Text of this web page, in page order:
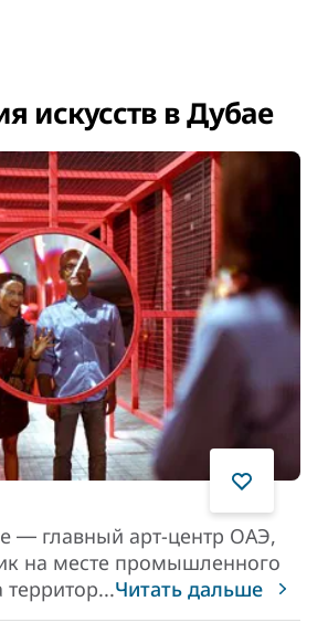
искусств в Дубае
― главный арт-центр ОАЭ,
на месте промышленного
...Читать дальше